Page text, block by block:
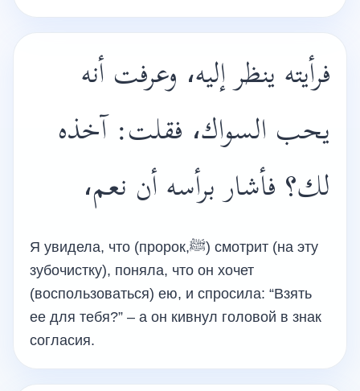
فرأيته ينظر إليه، وعرفت أنه
يحب السواك، فقلت: آخذه
لك؟ فأشار برأسه أن نعم،
Я увидела, что (пророк,ﷺ) смотрит (на эту
зубочистку), поняла, что он хочет
(воспользоваться) ею, и спросила: “Взять
ее для тебя?” – а он кивнул головой в знак
согласия.